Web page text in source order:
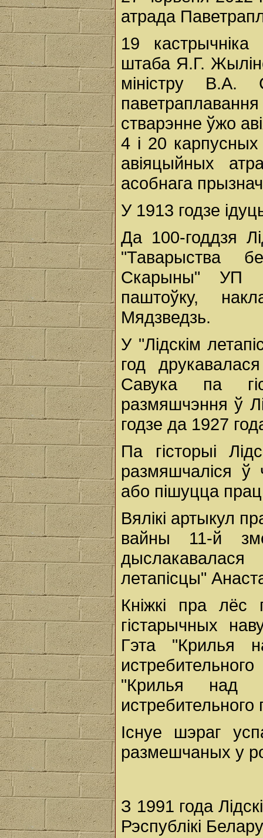
атрада
19 кастрычніка
штаба Я.Г.
міністру В.А.
паветраплавання
стварэнне ўжо
4 і 20 карпусных
авіяцыйных
асобнага
У 1913 годзе
Да 100-годдзя
"Таварыства
Скарыны" УП
паштоўку,
Мядзведзь.
У "Лідскім
год
Савука па
размяшчэння ў
годзе да 1927
Па гісторыі
размяшчаліся ў
або пішуцца
Вялікі артыкул
вайны 11-й
летапісцы"
Кніжкі пра лёс
гістарычных
Гэта "Крилья
"Крилья над
истребительного
Існуе шэраг
размешчаных у
З 1991 года
Рэспублікі